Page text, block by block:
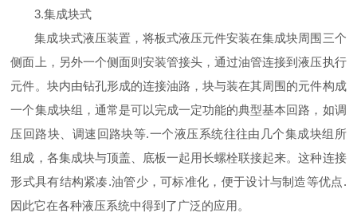
3.集成块式
集成块式液压装置，将板式液压元件安装在集成块周围三个
侧面上，另外一个侧面则安装管接头，通过油管连接到液压执行
元件。块内由钻孔形成的连接油路，块与装在其周围的元件构成
一个集成块组，通常是可以完成一定功能的典型基本回路，如调
压回路块、调速回路块等.一个液压系统往往由几个集成块组所
组成，各集成块与顶盖、底板一起用长螺栓联接起来。这种连接
形式具有结构紧凑.油管少，可标准化，便于设计与制造等优点.
因此它在各种液压系统中得到了广泛的应用。